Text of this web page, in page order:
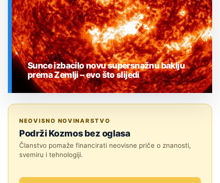
Sunce izbacilo novu supersnažnu baklju
prema Zemlji – evo što slijedi
NEOVISNO NOVINARSTVO
Podrži Kozmos bez oglasa
Članstvo pomaže financirati neovisne priče o znanosti,
svemiru i tehnologiji.